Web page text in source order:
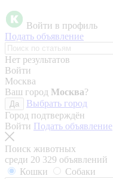
Войти в профиль
Подать объявление
Нет результатов
Войти
Москва
Ваш город Москва?
Да
Выбрать город
Город подтверждён
Войти Подать объявление
Поиск животных
среди 20 329 объявлений
Кошки
Собаки